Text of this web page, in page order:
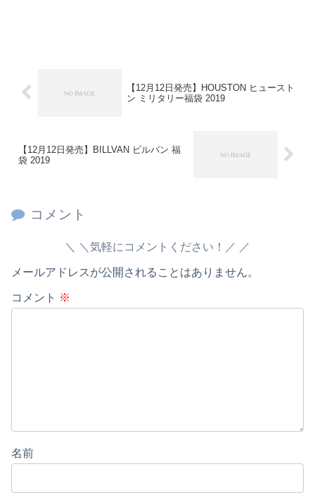
【12月12日発売】HOUSTON ヒュースト
ン ミリタリー福袋 2019
【12月12日発売】BILLVAN ビルバン 福
袋 2019
コメント
＼気軽にコメントください！／
メールアドレスが公開されることはありません。
コメント ※
名前